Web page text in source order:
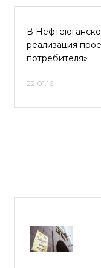
В
реализация
потребителя»
22.01.16